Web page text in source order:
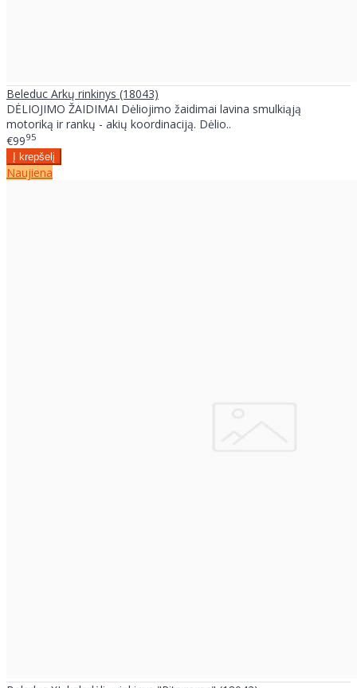
Beleduc Arkų rinkinys (18043)
DĖLIOJIMO ŽAIDIMAI Dėliojimo žaidimai lavina smulkiąją
motoriką ir rankų - akių koordinaciją. Dėlio..
€9995
Naujiena